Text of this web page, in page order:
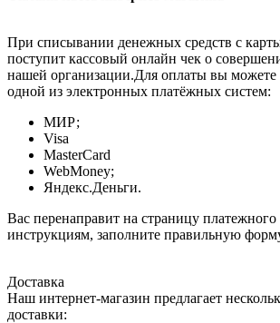
При списывании денежных средств с
поступит кассовый онлайн чек о
нашей организации.Для оплаты вы можете
одной из электронных платёжных систем:
МИР;
Visa
MasterCard
WebMoney;
Яндекс.Деньги.
Вас перенаправит на страницу платежного
инструкциям, заполните правильную
Доставка
Наш интернет-магазин предлагает
доставки: